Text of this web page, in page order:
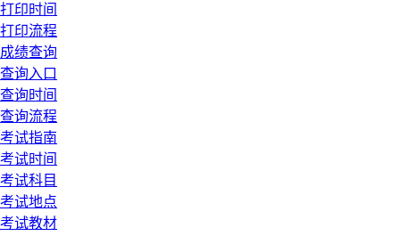
打印时间
打印流程
成绩查询
查询入口
查询时间
查询流程
考试指南
考试时间
考试科目
考试地点
考试教材